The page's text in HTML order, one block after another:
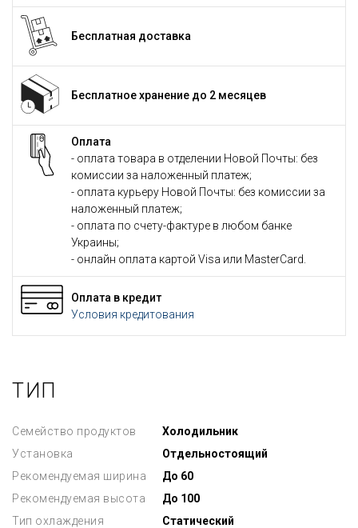
Бесплатная доставка
Бесплатное хранение до 2 месяцев
Оплата
- оплата товара в отделении Новой Почты: без
комиссии за наложенный платеж;
- оплата курьеру Новой Почты: без комиссии за
наложенный платеж;
- оплата по счету-фактуре в любом банке
Украины;
- онлайн оплата картой Visa или MasterCard.
Оплата в кредит
Условия кредитования
ТИП
Семейство продуктов
Холодильник
Установка
Отдельностоящий
Рекомендуемая ширина
До 60
Рекомендуемая высота
До 100
Тип охлаждения
Статический